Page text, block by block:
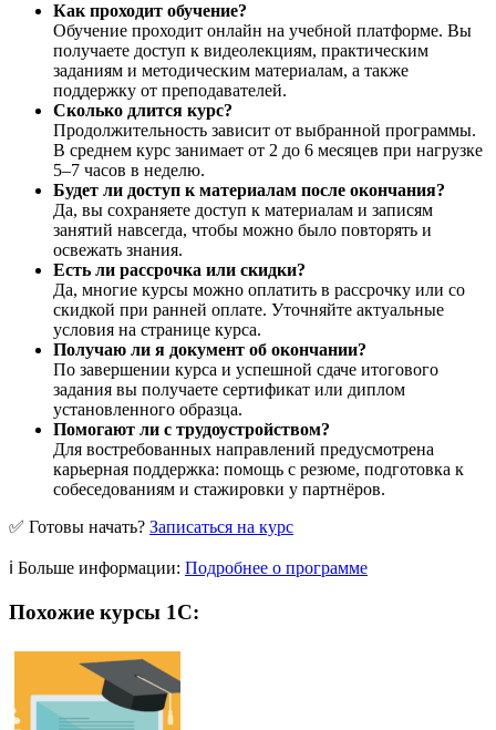
Как проходит обучение?
Обучение проходит онлайн на учебной платформе. Вы
получаете доступ к видеолекциям, практическим
заданиям и методическим материалам, а также
поддержку от преподавателей.
Сколько длится курс?
Продолжительность зависит от выбранной программы.
В среднем курс занимает от 2 до 6 месяцев при нагрузке
5–7 часов в неделю.
Будет ли доступ к материалам после окончания?
Да, вы сохраняете доступ к материалам и записям
занятий навсегда, чтобы можно было повторять и
освежать знания.
Есть ли рассрочка или скидки?
Да, многие курсы можно оплатить в рассрочку или со
скидкой при ранней оплате. Уточняйте актуальные
условия на странице курса.
Получаю ли я документ об окончании?
По завершении курса и успешной сдаче итогового
задания вы получаете сертификат или диплом
установленного образца.
Помогают ли с трудоустройством?
Для востребованных направлений предусмотрена
карьерная поддержка: помощь с резюме, подготовка к
собеседованиям и стажировки у партнёров.
✅ Готовы начать? Записаться на курс
ℹ️ Больше информации: Подробнее о программе
Похожие курсы 1С: